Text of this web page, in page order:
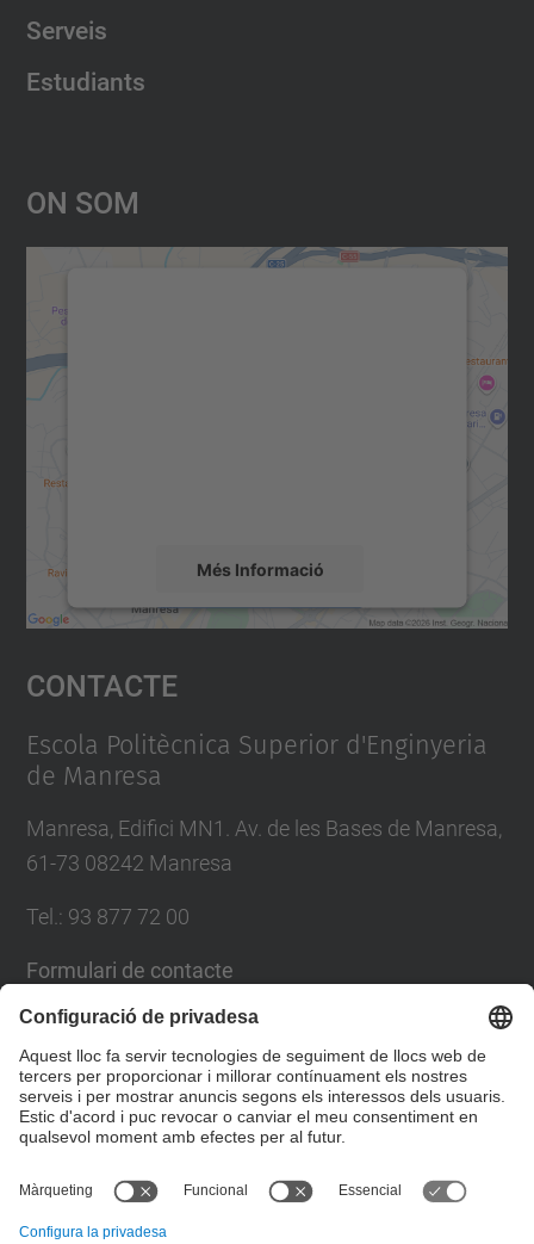
Serveis
Estudiants
On Som
Més Informació
Accepta
powered by
Contacte
Escola Politècnica Superior d'Enginyeria
de Manresa
Manresa, Edifici MN1. Av. de les Bases de Manresa,
61-73 08242 Manresa
Tel.: 93 877 72 00
Formulari de contacte
Llista Xarxes Socials